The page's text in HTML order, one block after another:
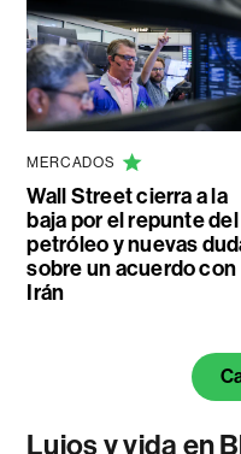
MERCADOS
Wall Street cierra a la
baja por el repunte del
petróleo y nuevas
sobre un acuerdo con
Irán
Lujos y vida en